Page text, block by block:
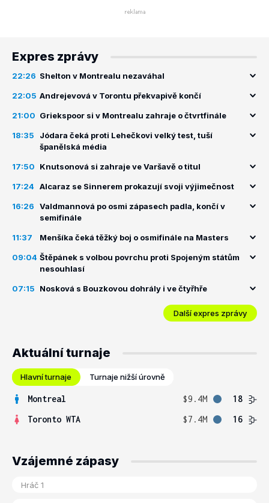
Expres zprávy
22:26 Shelton v Montrealu nezaváhal
22:05 Andrejevová v Torontu překvapivě končí
21:00 Griekspoor si v Montrealu zahraje o čtvrtfinále
18:35
Jódara čeká proti Lehečkovi velký test, tuší
španělská média
17:50 Knutsonová si zahraje ve Varšavě o titul
17:24 Alcaraz se Sinnerem prokazují svoji výjimečnost
16:26
Valdmannová po osmi zápasech padla, končí v
semifinále
11:37 Menšíka čeká těžký boj o osmifinále na Masters
09:04 Štěpánek s volbou povrchu proti Spojeným státům
nesouhlasí
07:15 Nosková s Bouzkovou dohrály i ve čtyřhře
Další expres zprávy
Aktuální turnaje
Hlavní turnaje Turnaje nižší úrovně
Montreal $9.4M
18
Toronto WTA
$7.4M 16
Vzájemné zápasy